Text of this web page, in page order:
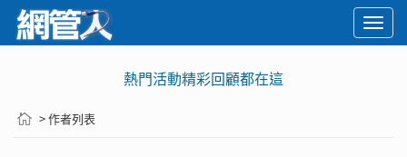
熱門活動精彩回顧都在這
> 作者列表